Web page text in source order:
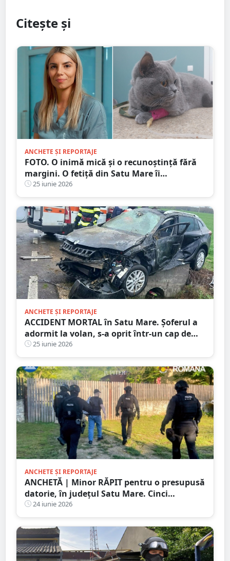
Citește și
ANCHETE ȘI REPORTAJE
FOTO. O inimă mică și o recunoștință fără
margini. O fetiță din Satu Mare îi
mulțumește medicului care i-a salvat cea
mai bună prietenă
25 iunie 2026
ANCHETE ȘI REPORTAJE
ACCIDENT MORTAL în Satu Mare. Șoferul a
adormit la volan, s-a oprit într-un cap de
pod. Pasagerul a murit la spital
25 iunie 2026
ANCHETE ȘI REPORTAJE
ANCHETĂ | Minor RĂPIT pentru o presupusă
datorie, în județul Satu Mare. Cinci
persoane au fost condamnate la Carei
24 iunie 2026